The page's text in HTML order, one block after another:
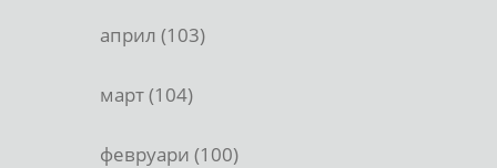
април (103)
март (104)
февруари (100)